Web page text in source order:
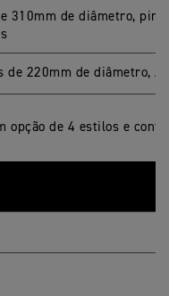
310mm de diâmetro,
de 220mm de diâmetro,
opção de 4 estilos e